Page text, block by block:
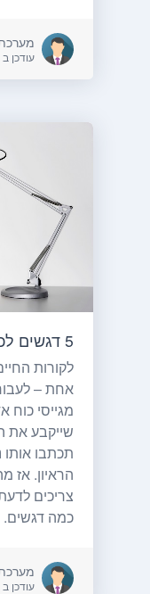
עודכן ב 21/02/2021, 15:07
5 דגשים לכתיבת קורות חיים
לקורות
אחת –
מגייסי
שייקבע את
תכתבו אותו
הראיון.
צריכים
כמה דגשים.
עודכן ב 11/02/2021, 08:12